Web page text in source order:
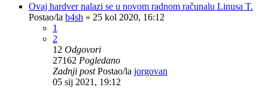
Ovaj hardver nalazi se u novom radnom računalu Linusa T.
Postao/la b4sh » 25 kol 2020, 16:12
1
2
12 Odgovori
27162 Pogledano
Zadnji postPostao/la jorgovan
05 sij 2021, 19:12